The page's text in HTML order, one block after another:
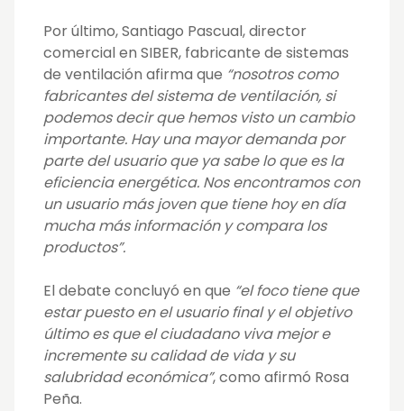
Por último, Santiago Pascual, director
comercial en SIBER, fabricante de sistemas
de ventilación afirma que “nosotros como
fabricantes del sistema de ventilación, si
podemos decir que hemos visto un cambio
importante. Hay una mayor demanda por
parte del usuario que ya sabe lo que es la
eficiencia energética. Nos encontramos con
un usuario más joven que tiene hoy en día
mucha más información y compara los
productos”.
El debate concluyó en que “el foco tiene que
estar puesto en el usuario final y el objetivo
último es que el ciudadano viva mejor e
incremente su calidad de vida y su
salubridad económica”, como afirmó Rosa
Peña.